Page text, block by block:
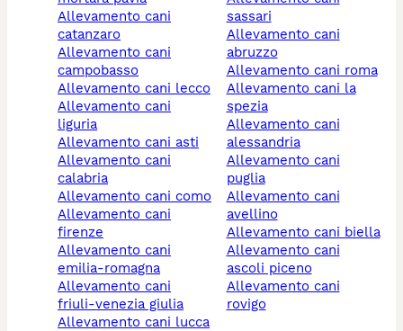
allevamento cani
catanzaro
allevamento cani
campobasso
allevamento cani lecco
allevamento cani
liguria
allevamento cani asti
allevamento cani
calabria
allevamento cani como
allevamento cani
firenze
allevamento cani
emilia-romagna
allevamento cani
friuli-venezia giulia
allevamento cani lucca
sassari
allevamento cani
abruzzo
allevamento cani roma
allevamento cani la
spezia
allevamento cani
alessandria
allevamento cani
puglia
allevamento cani
avellino
allevamento cani biella
allevamento cani
ascoli piceno
allevamento cani
rovigo